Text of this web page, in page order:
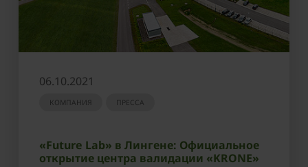
06.10.2021
КОМПАНИЯ ПРЕССА
«Future Lab» в Лингене: Официальное
открытие центра валидации «KRONE»